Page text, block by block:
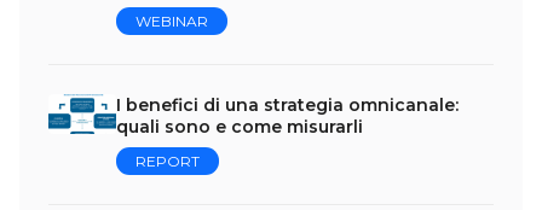
WEBINAR
I benefici di una strategia omnicanale:
quali sono e come misurarli
REPORT